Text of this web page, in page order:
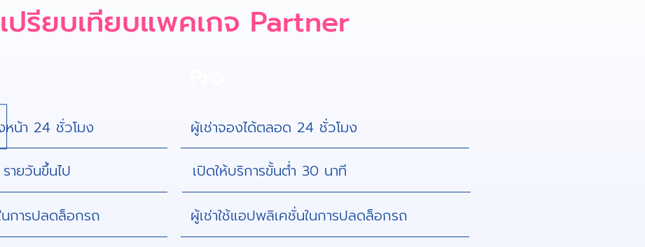
เปรียบเทียบแพคเกจ Partner
หน้า 24 ชั่วโมง
ายวันขึ้นไป
การปลดล็อกรถ
ผู้เช่าจองได้ตลอด 24 ชั่วโมง
เปิดให้บริการขั้นต่ำ 30 นาที
ผู้เช่าใช้แอปพลิเคชั่นในการปลดล็อกรถ